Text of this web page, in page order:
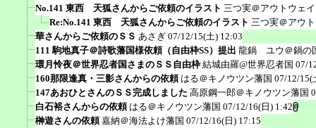
No.141 東西 天狐さんからご依頼のイラスト 三つ実＠アウトウェイ
Re:No.141 東西 天狐さんからご依頼のイラスト 三つ実＠アウ
華さんからご依頼のＳＳ あさぎ 07/12/15(土) 12:03
111 駒地真子＠詩歌藩国様依頼（自由枠SS）提出 龍鍋 ユウ＠鍋の
環月怜夜＠世界忍者国さまのＳＳ自由枠 結城由羅@世界忍者国 07/
160那限逢真・三影さんからの依頼 はる＠キノウツン藩国 07/12/15(
147あおひとさんのＳＳ完成しました 高原鋼一郎＠キノウツン藩国
白石裕さんからの依頼 はる＠キノウツン藩国 07/12/16(日) 1:42
榊遊さんの依頼 嘉納＠海法よけ藩国 07/12/16(日) 17:15